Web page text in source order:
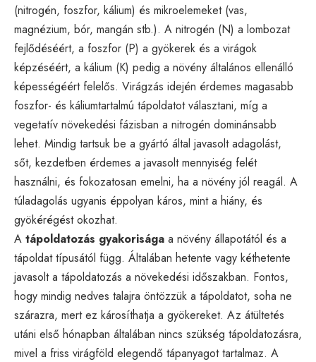
(nitrogén, foszfor, kálium) és mikroelemeket (vas,
magnézium, bór, mangán stb.). A nitrogén (N) a lombozat
fejlődéséért, a foszfor (P) a gyökerek és a virágok
képzéséért, a kálium (K) pedig a növény általános ellenálló
képességéért felelős. Virágzás idején érdemes magasabb
foszfor- és káliumtartalmú tápoldatot választani, míg a
vegetatív növekedési fázisban a nitrogén dominánsabb
lehet. Mindig tartsuk be a gyártó által javasolt adagolást,
sőt, kezdetben érdemes a javasolt mennyiség felét
használni, és fokozatosan emelni, ha a növény jól reagál. A
túladagolás ugyanis éppolyan káros, mint a hiány, és
gyökérégést okozhat.
A tápoldatozás gyakorisága a növény állapotától és a
tápoldat típusától függ. Általában hetente vagy kéthetente
javasolt a tápoldatozás a növekedési időszakban. Fontos,
hogy mindig nedves talajra öntözzük a tápoldatot, soha ne
szárazra, mert ez károsíthatja a gyökereket. Az átültetés
utáni első hónapban általában nincs szükség tápoldatozásra,
mivel a friss virágföld elegendő tápanyagot tartalmaz. A